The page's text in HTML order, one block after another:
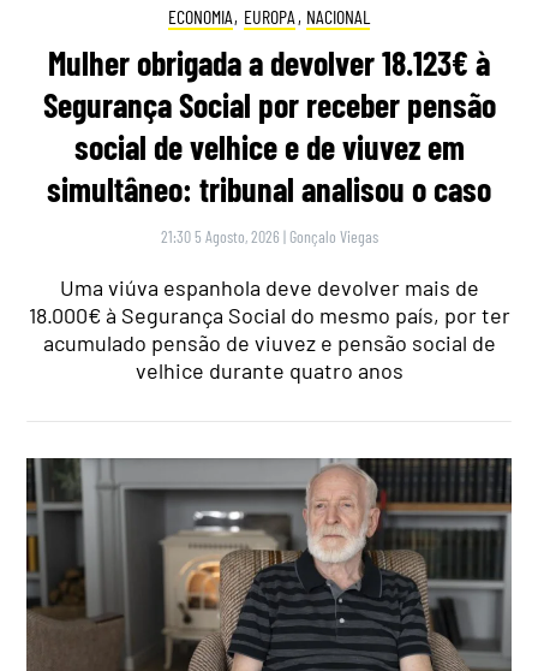
ECONOMIA, EUROPA , NACIONAL
Mulher obrigada a devolver 18.123€ à
Segurança Social por receber pensão
social de velhice e de viuvez em
simultâneo: tribunal analisou o caso
21:30 5 Agosto, 2026 | Gonçalo Viegas
Uma viúva espanhola deve devolver mais de
18.000€ à Segurança Social do mesmo país, por ter
acumulado pensão de viuvez e pensão social de
velhice durante quatro anos